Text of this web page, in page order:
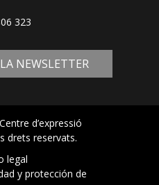
323
NEWSLETTER
d’expressió
drets reservats.
legal
y protección de